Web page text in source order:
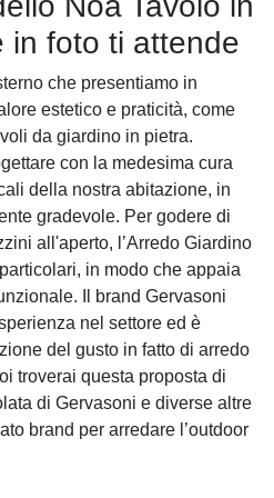
in foto ti attende
che presentiamo in
estetico e praticità, come
da giardino in pietra.
con la medesima cura
della nostra abitazione, in
gradevole. Per godere di
all'aperto, l’Arredo Giardino
in modo che appaia
Il brand Gervasoni
nel settore ed è
del gusto in fatto di arredo
troverai questa proposta di
di Gervasoni e diverse altre
brand per arredare l’outdoor